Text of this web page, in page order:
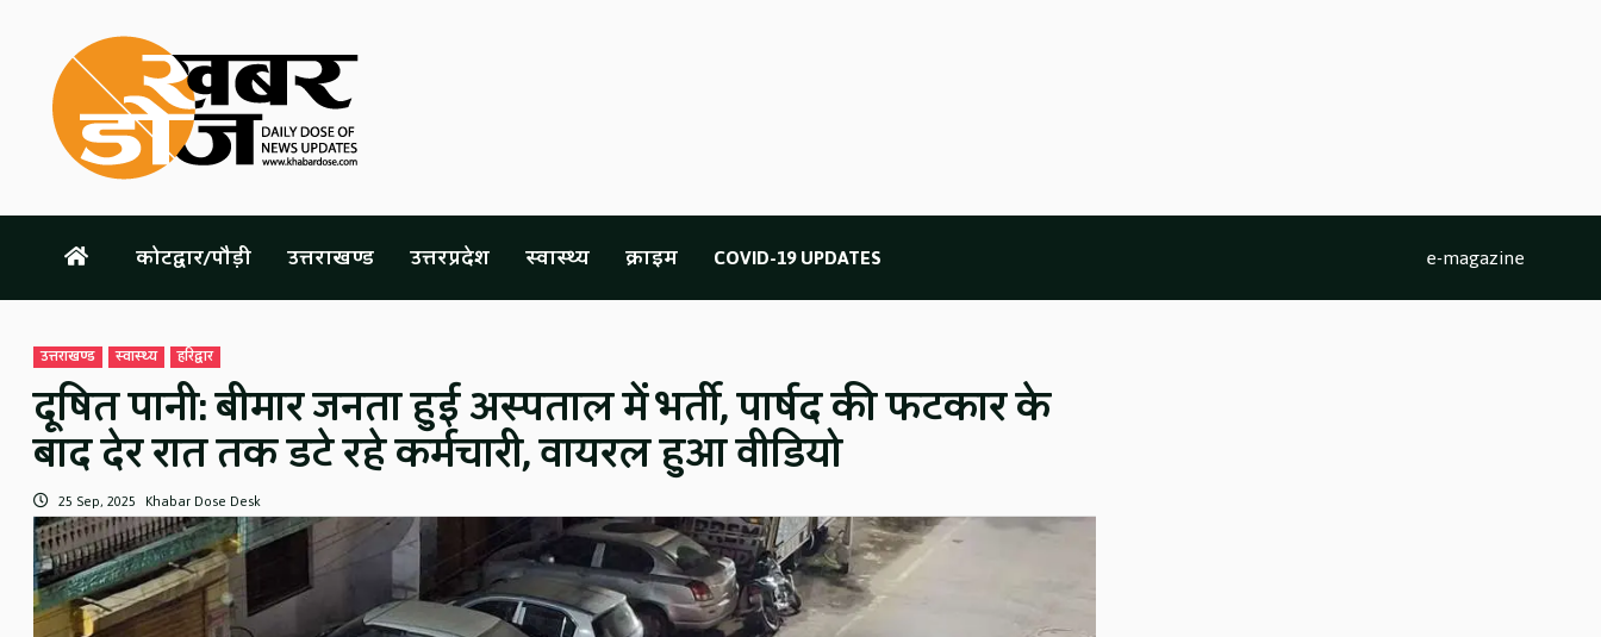
content
कोटद्वार/पौड़ी उत्तराखण्ड उत्तरप्रदेश स्वास्थ्य क्राइम COVID-19 UPDATES e-magazine
उत्तराखण्ड स्वास्थ्य हरिद्वार
दूषित पानी: बीमार जनता हुई अस्पताल में भर्ती, पार्षद की फटकार के
बाद देर रात तक डटे रहे कर्मचारी, वायरल हुआ वीडियो
25 Sep, 2025 Khabar Dose Desk